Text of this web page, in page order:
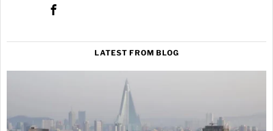
LATEST FROM BLOG